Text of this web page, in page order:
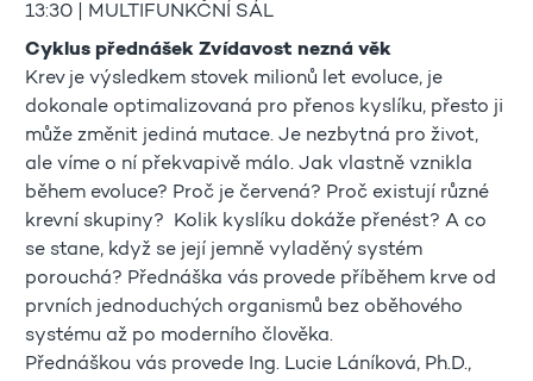
13:30 | MULTIFUNKČNÍ SÁL
Cyklus přednášek Zvídavost nezná věk
Krev je výsledkem stovek milionů let evoluce, je
dokonale optimalizovaná pro přenos kyslíku, přesto ji
může změnit jediná mutace. Je nezbytná pro život,
ale víme o ní překvapivě málo. Jak vlastně vznikla
během evoluce? Proč je červená? Proč existují různé
krevní skupiny? Kolik kyslíku dokáže přenést? A co
se stane, když se její jemně vyladěný systém
porouchá? Přednáška vás provede příběhem krve od
prvních jednoduchých organismů bez oběhového
systému až po moderního člověka.
Přednáškou vás provede Ing. Lucie Láníková, Ph.D.,